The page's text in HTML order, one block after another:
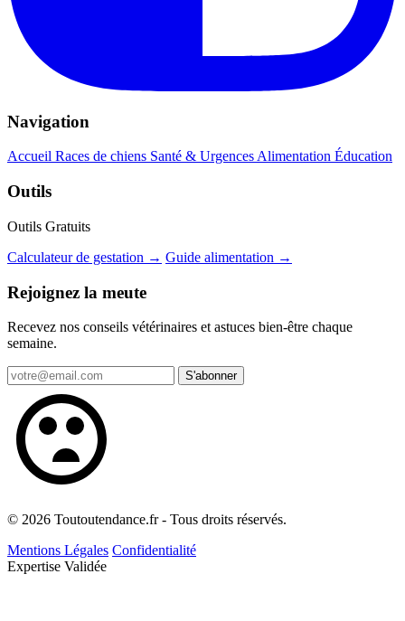
Navigation
Accueil Races de chiens Santé & Urgences Alimentation Éducation
Outils
Outils Gratuits
Calculateur de gestation → Guide alimentation →
Rejoignez la meute
Recevez nos conseils vétérinaires et astuces bien-être chaque
semaine.
S'abonner
© 2026 Toutoutendance.fr - Tous droits réservés.
Mentions Légales Confidentialité
Expertise Validée